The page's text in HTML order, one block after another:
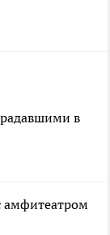
в
амфитеатром